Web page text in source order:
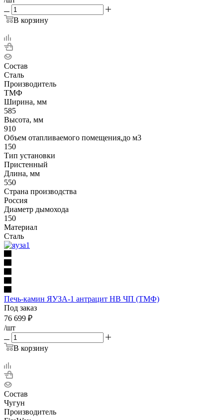
В корзину
Состав
Сталь
Производитель
ТМФ
Ширина, мм
585
Высота, мм
910
Объем отапливаемого помещения,до м3
150
Тип установки
Пристенный
Длина, мм
550
Страна производства
Россия
Диаметр дымохода
150
Материал
Сталь
Печь-камин ЯУЗА-1 антрацит НВ ЧП (ТМФ)
Под заказ
76 699 ₽
/шт
В корзину
Состав
Чугун
Производитель